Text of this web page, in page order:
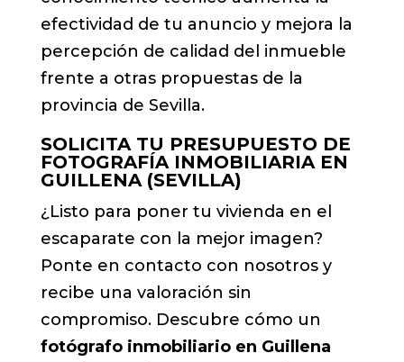
efectividad de tu anuncio y mejora la
percepción de calidad del inmueble
frente a otras propuestas de la
provincia de Sevilla.
SOLICITA TU PRESUPUESTO DE
FOTOGRAFÍA INMOBILIARIA EN
GUILLENA (SEVILLA)
¿Listo para poner tu vivienda en el
escaparate con la mejor imagen?
Ponte en contacto con nosotros y
recibe una valoración sin
compromiso. Descubre cómo un
fotógrafo inmobiliario en Guillena